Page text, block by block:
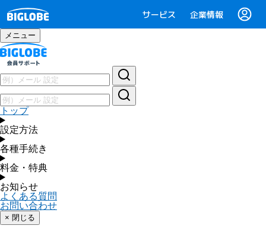
サービス 企業情報
メニュー
トップ
設定方法
各種手続き
料金・特典
お知らせ
よくある質問
お問い合わせ
× 閉じる